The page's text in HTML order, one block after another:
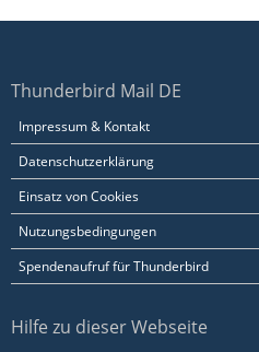
Thunderbird Mail DE
Impressum & Kontakt
Datenschutzerklärung
Einsatz von Cookies
Nutzungsbedingungen
Spendenaufruf für Thunderbird
Hilfe zu dieser Webseite